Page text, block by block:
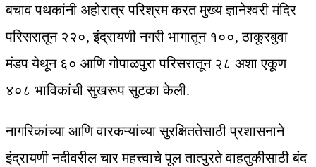
बचाव पथकांनी अहोरात्र परिश्रम करत मुख्य ज्ञानेश्वरी मंदिर
परिसरातून २२०, इंद्रायणी नगरी भागातून १००, ठाकूरबुवा
मंडप येथून ६० आणि गोपाळपुरा परिसरातून २८ अशा एकूण
४०८ भाविकांची सुखरूप सुटका केली.
नागरिकांच्या आणि वारकऱ्यांच्या सुरक्षिततेसाठी प्रशासनाने
इंद्रायणी नदीवरील चार महत्त्वाचे पूल तात्पुरते वाहतुकीसाठी बंद